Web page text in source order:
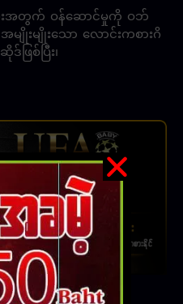
းလုံးအတွက် ဝန်ဆောင်မှုကို ဝဘ်
းမျိုးသော လောင်းကစားဂိ
ြစ်ပြီး၊